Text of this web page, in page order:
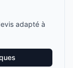
adapté à